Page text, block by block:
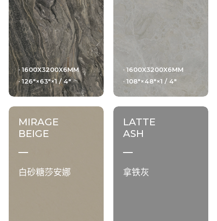
· 1600X3200X6MM
· 126"×63"×1 / 4"
· 1600X3200X6MM
· 108"×48"×1 / 4"
MIRAGE
BEIGE
白砂糖莎安娜
LATTE
ASH
拿铁灰